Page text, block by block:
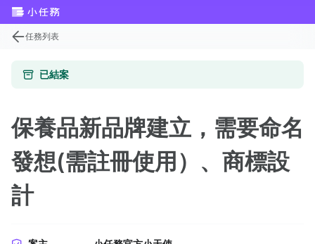
任務列表
已結案
保養品新品牌建立，需要命名
發想(需註冊使用）、商標設
計